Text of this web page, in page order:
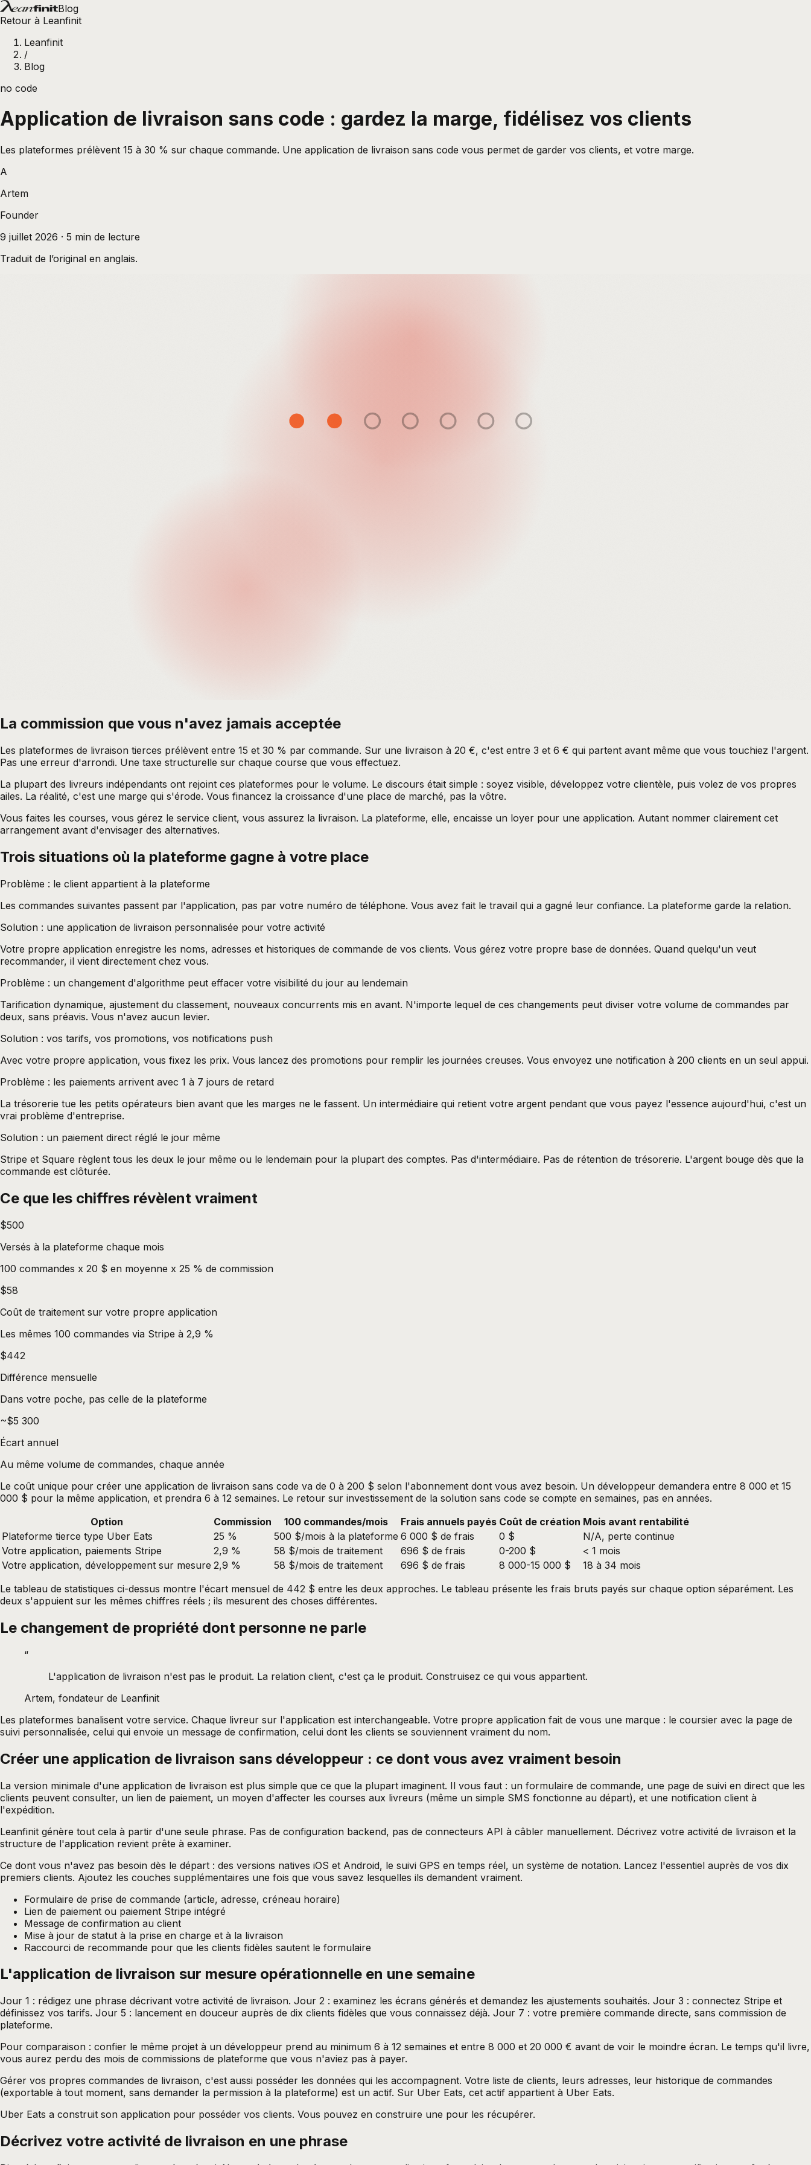
Blog
Retour à Leanfinit
Leanfinit
/
Blog
no code
Application de livraison sans code : gardez la marge, fidélisez vos clients
Les plateformes prélèvent 15 à 30 % sur chaque commande. Une application de livraison sans code vous permet de garder vos clients, et votre marge.
A
Artem
Founder
9 juillet 2026 · 5 min de lecture
Traduit de l’original en anglais.
La commission que vous n'avez jamais acceptée
Les plateformes de livraison tierces prélèvent entre 15 et 30 % par commande. Sur une livraison à 20 €, c'est entre 3 et 6 € qui partent avant même que vous touchiez l'argent.
Pas une erreur d'arrondi. Une taxe structurelle sur chaque course que vous effectuez.
La plupart des livreurs indépendants ont rejoint ces plateformes pour le volume. Le discours était simple : soyez visible, développez votre clientèle, puis volez de vos propres
ailes. La réalité, c'est une marge qui s'érode. Vous financez la croissance d'une place de marché, pas la vôtre.
Vous faites les courses, vous gérez le service client, vous assurez la livraison. La plateforme, elle, encaisse un loyer pour une application. Autant nommer clairement cet
arrangement avant d'envisager des alternatives.
Trois situations où la plateforme gagne à votre place
Problème : le client appartient à la plateforme
Les commandes suivantes passent par l'application, pas par votre numéro de téléphone. Vous avez fait le travail qui a gagné leur confiance. La plateforme garde la relation.
Solution : une application de livraison personnalisée pour votre activité
Votre propre application enregistre les noms, adresses et historiques de commande de vos clients. Vous gérez votre propre base de données. Quand quelqu'un veut
recommander, il vient directement chez vous.
Problème : un changement d'algorithme peut effacer votre visibilité du jour au lendemain
Tarification dynamique, ajustement du classement, nouveaux concurrents mis en avant. N'importe lequel de ces changements peut diviser votre volume de commandes par
deux, sans préavis. Vous n'avez aucun levier.
Solution : vos tarifs, vos promotions, vos notifications push
Avec votre propre application, vous fixez les prix. Vous lancez des promotions pour remplir les journées creuses. Vous envoyez une notification à 200 clients en un seul appui.
Problème : les paiements arrivent avec 1 à 7 jours de retard
La trésorerie tue les petits opérateurs bien avant que les marges ne le fassent. Un intermédiaire qui retient votre argent pendant que vous payez l'essence aujourd'hui, c'est un
vrai problème d'entreprise.
Solution : un paiement direct réglé le jour même
Stripe et Square règlent tous les deux le jour même ou le lendemain pour la plupart des comptes. Pas d'intermédiaire. Pas de rétention de trésorerie. L'argent bouge dès que la
commande est clôturée.
Ce que les chiffres révèlent vraiment
$500
Versés à la plateforme chaque mois
100 commandes x 20 $ en moyenne x 25 % de commission
$58
Coût de traitement sur votre propre application
Les mêmes 100 commandes via Stripe à 2,9 %
$442
Différence mensuelle
Dans votre poche, pas celle de la plateforme
~$5 300
Écart annuel
Au même volume de commandes, chaque année
Le coût unique pour créer une application de livraison sans code va de 0 à 200 $ selon l'abonnement dont vous avez besoin. Un développeur demandera entre 8 000 et 15
000 $ pour la même application, et prendra 6 à 12 semaines. Le retour sur investissement de la solution sans code se compte en semaines, pas en années.
Option
Commission 100 commandes/mois Frais annuels payés Coût de création Mois avant rentabilité
Plateforme tierce type Uber Eats
25 % 500 $/mois à la plateforme 6 000 $ de frais 0 $
N/A, perte continue
Votre application, paiements Stripe
2,9 % 58 $/mois de traitement 696 $ de frais 0-200 $
< 1 mois
Votre application, développement sur mesure 2,9 % 58 $/mois de traitement 696 $ de frais 8 000-15 000 $
18 à 34 mois
Le tableau de statistiques ci-dessus montre l'écart mensuel de 442 $ entre les deux approches. Le tableau présente les frais bruts payés sur chaque option séparément. Les
deux s'appuient sur les mêmes chiffres réels ; ils mesurent des choses différentes.
Le changement de propriété dont personne ne parle
“
L'application de livraison n'est pas le produit. La relation client, c'est ça le produit. Construisez ce qui vous appartient.
Artem, fondateur de Leanfinit
Les plateformes banalisent votre service. Chaque livreur sur l'application est interchangeable. Votre propre application fait de vous une marque : le coursier avec la page de
suivi personnalisée, celui qui envoie un message de confirmation, celui dont les clients se souviennent vraiment du nom.
Créer une application de livraison sans développeur : ce dont vous avez vraiment besoin
La version minimale d'une application de livraison est plus simple que ce que la plupart imaginent. Il vous faut : un formulaire de commande, une page de suivi en direct que les
clients peuvent consulter, un lien de paiement, un moyen d'affecter les courses aux livreurs (même un simple SMS fonctionne au départ), et une notification client à
l'expédition.
Leanfinit génère tout cela à partir d'une seule phrase. Pas de configuration backend, pas de connecteurs API à câbler manuellement. Décrivez votre activité de livraison et la
structure de l'application revient prête à examiner.
Ce dont vous n'avez pas besoin dès le départ : des versions natives iOS et Android, le suivi GPS en temps réel, un système de notation. Lancez l'essentiel auprès de vos dix
premiers clients. Ajoutez les couches supplémentaires une fois que vous savez lesquelles ils demandent vraiment.
Formulaire de prise de commande (article, adresse, créneau horaire)
Lien de paiement ou paiement Stripe intégré
Message de confirmation au client
Mise à jour de statut à la prise en charge et à la livraison
Raccourci de recommande pour que les clients fidèles sautent le formulaire
L'application de livraison sur mesure opérationnelle en une semaine
Jour 1 : rédigez une phrase décrivant votre activité de livraison. Jour 2 : examinez les écrans générés et demandez les ajustements souhaités. Jour 3 : connectez Stripe et
définissez vos tarifs. Jour 5 : lancement en douceur auprès de dix clients fidèles que vous connaissez déjà. Jour 7 : votre première commande directe, sans commission de
plateforme.
Pour comparaison : confier le même projet à un développeur prend au minimum 6 à 12 semaines et entre 8 000 et 20 000 € avant de voir le moindre écran. Le temps qu'il livre,
vous aurez perdu des mois de commissions de plateforme que vous n'aviez pas à payer.
Gérer vos propres commandes de livraison, c'est aussi posséder les données qui les accompagnent. Votre liste de clients, leurs adresses, leur historique de commandes
(exportable à tout moment, sans demander la permission à la plateforme) est un actif. Sur Uber Eats, cet actif appartient à Uber Eats.
Uber Eats a construit son application pour posséder vos clients. Vous pouvez en construire une pour les récupérer.
Décrivez votre activité de livraison en une phrase